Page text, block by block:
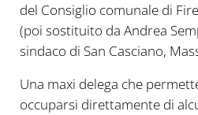
del Consiglio comunale di
(poi sostituito da Andrea
sindaco di San Casciano,
Una maxi delega che
occuparsi direttamente di